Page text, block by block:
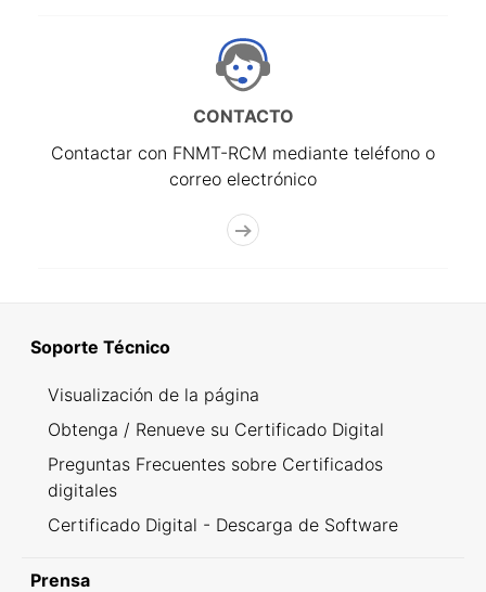
CONTACTO
Contactar con FNMT-RCM mediante teléfono o
correo electrónico
Soporte Técnico
Visualización de la página
Obtenga / Renueve su Certificado Digital
Preguntas Frecuentes sobre Certificados
digitales
Certificado Digital - Descarga de Software
Prensa